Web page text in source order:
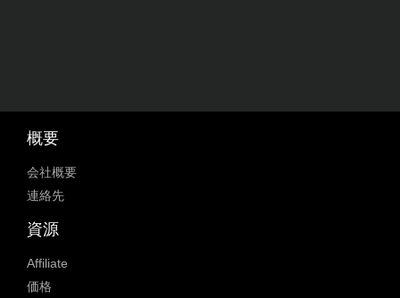
概要
会社概要
連絡先
資源
Affiliate
価格